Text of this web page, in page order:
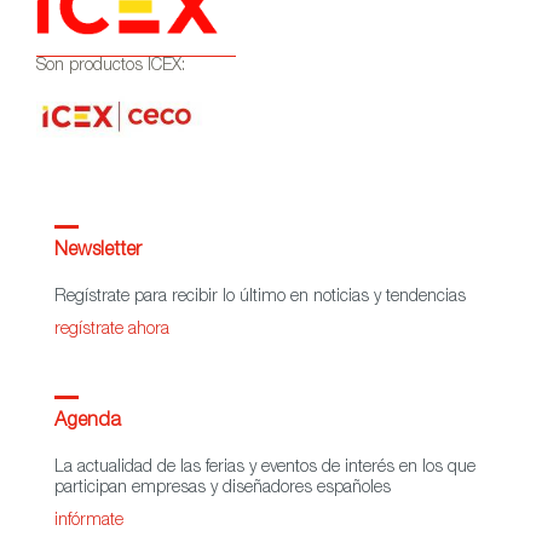
Son productos ICEX:
Newsletter
Regístrate para recibir lo último en noticias y tendencias
regístrate ahora
Agenda
La actualidad de las ferias y eventos de interés en los que
participan empresas y diseñadores españoles
infórmate